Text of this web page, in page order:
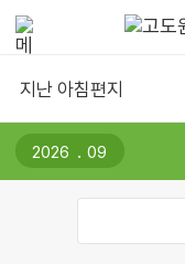
지난 아침편지
.